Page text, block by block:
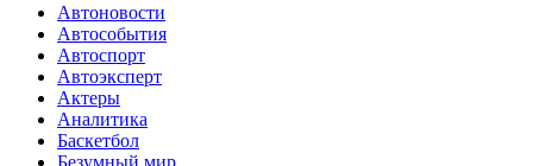
Автоновости
Автособытия
Автоспорт
Автоэксперт
Актеры
Аналитика
Баскетбол
Безумный мир